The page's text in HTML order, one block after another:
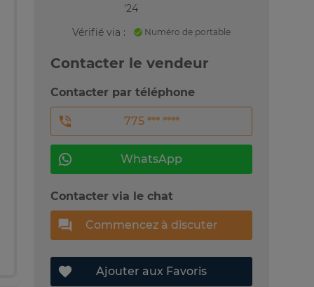
'24
Vérifié via :
Numéro de portable
Contacter le vendeur
Contacter par téléphone
775 *** ****
WhatsApp
Contacter via le chat
Commencez à discuter
Ajouter aux Favoris